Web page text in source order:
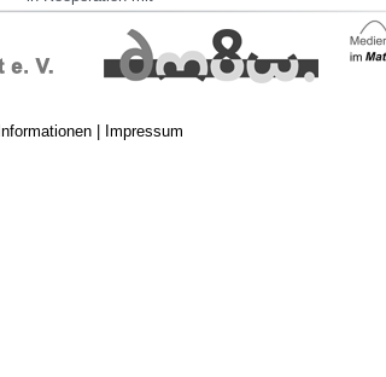
Informationen| Impressum